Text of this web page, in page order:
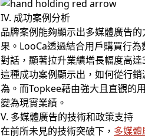
IV. 成功案例分析
品牌案例能夠顯示出多媒體廣告
果。LooCa透過結合用戶購買行為
對話，顯著拉升業績增長幅度高
這種成功案例顯示出，如何從行
為。而Topkee藉由強大且直觀的
變為現實業績。
V. 多媒體廣告的技術和政策支持
在前所未見的技術突破下， 多媒體